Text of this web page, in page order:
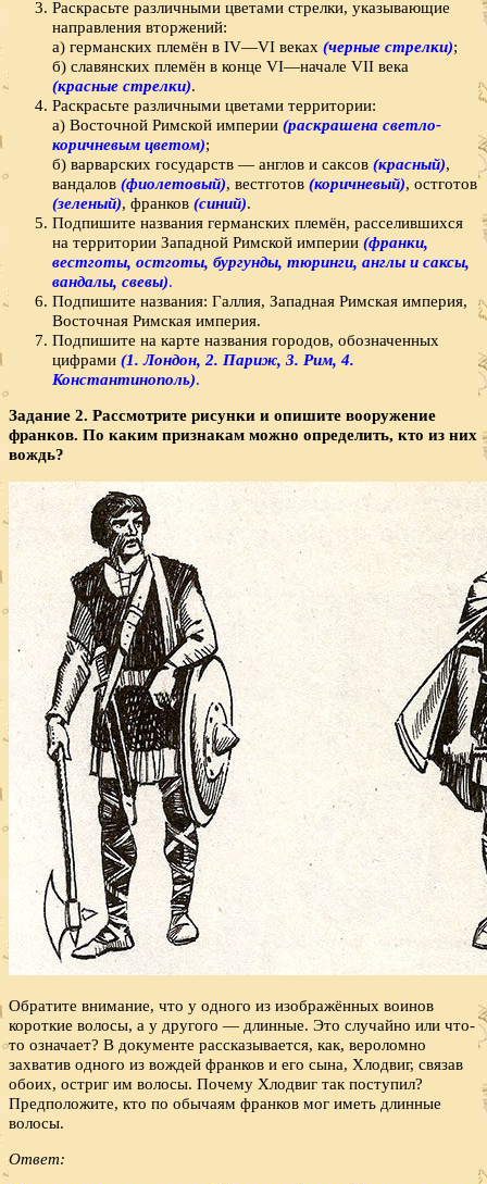
Раскрасьте различными цветами стрелки, указывающие
направления вторжений:
а) германских племён в IV—VI веках (черные стрелки);
б) славянских племён в конце VI—начале VII века
(красные стрелки).
Раскрасьте различными цветами территории:
а) Восточной Римской империи (раскрашена светло-
коричневым цветом);
б) варварских государств — англов и саксов (красный),
вандалов (фиолетовый), вестготов (коричневый), остготов
(зеленый), франков (синий).
Подпишите названия германских племён, расселившихся
на территории Западной Римской империи (франки,
вестготы, остготы, бургунды, тюринги, англы и саксы,
вандалы, свевы).
Подпишите названия: Галлия, Западная Римская империя,
Восточная Римская империя.
Подпишите на карте названия городов, обозначенных
цифрами (1. Лондон, 2. Париж, 3. Рим, 4.
Константинополь).
Задание 2. Рассмотрите рисунки и опишите вооружение
франков. По каким признакам можно определить, кто из них
вождь?
Обратите внимание, что у одного из изображённых воинов
короткие волосы, а у другого — длинные. Это случайно или что-
то означает? В документе рассказывается, как, вероломно
захватив одного из вождей франков и его сына, Хлодвиг, связав
обоих, остриг им волосы. Почему Хлодвиг так поступил?
Предположите, кто по обычаям франков мог иметь длинные
волосы.
Ответ: